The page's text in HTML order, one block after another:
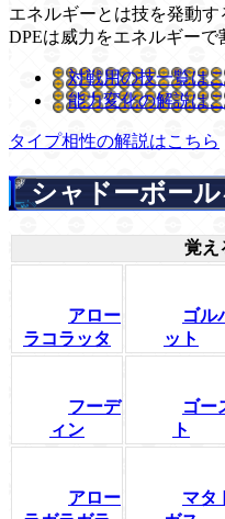
エネルギーとは技を発動す
DPEは威力をエネルギーで
対戦用の技一覧は
能力変化の解説は
タイプ相性の解説はこちら
シャドーボー
覚え
アロー
ラコラッタ
ゴル
ット
フーデ
ィン
ゴー
ト
アロー
マタ